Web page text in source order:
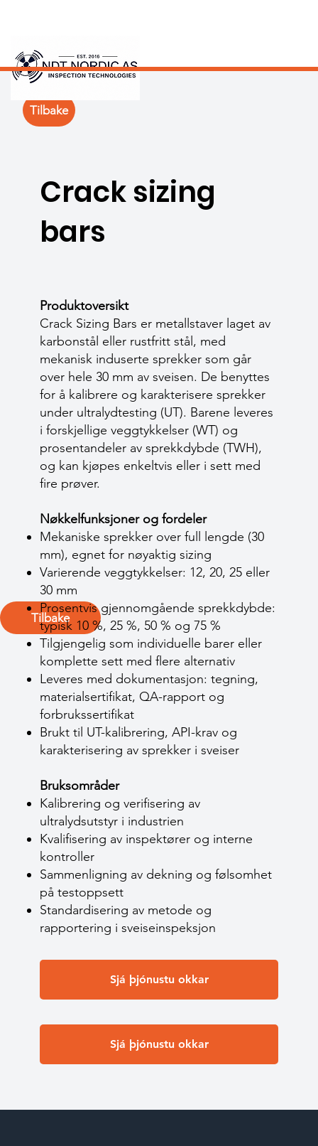
Tilbake
Crack sizing
bars
Produktoversikt
Crack Sizing Bars er metallstaver laget av
karbonstål eller rustfritt stål, med
mekanisk induserte sprekker som går
over hele 30 mm av sveisen. De benyttes
for å kalibrere og karakterisere sprekker
under ultralydtesting (UT). Barene leveres
i forskjellige veggtykkelser (WT) og
prosentandeler av sprekkdybde (TWH),
og kan kjøpes enkeltvis eller i sett med
fire prøver.
Nøkkelfunksjoner og fordeler
Mekaniske sprekker over full lengde (30
mm), egnet for nøyaktig sizing
Varierende veggtykkelser: 12, 20, 25 eller
30 mm
Prosentvis gjennomgående sprekkdybde:
typisk 10 %, 25 %, 50 % og 75 %
Tilgjengelig som individuelle barer eller
komplette sett med flere alternativ
Leveres med dokumentasjon: tegning,
materialsertifikat, QA-rapport og
forbrukssertifikat
Brukt til UT-kalibrering, API-krav og
karakterisering av sprekker i sveiser
Bruksområder
Kalibrering og verifisering av
ultralydsutstyr i industrien
Kvalifisering av inspektører og interne
kontroller
Sammenligning av dekning og følsomhet
på testoppsett
Standardisering av metode og
rapportering i sveiseinspeksjon
Sjá þjónustu okkar
Sjá þjónustu okkar
Tilbake